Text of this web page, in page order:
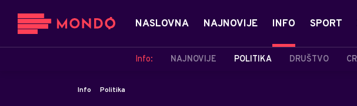
NASLOVNA NAJNOVIJE INFO
Info: NAJNOVIJE POLITIKA DRUŠTVO
SPORT
Info Politika